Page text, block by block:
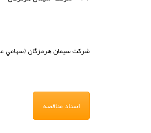
شركت سيمان هرمزگان (سهامي
اسناد مناقصه